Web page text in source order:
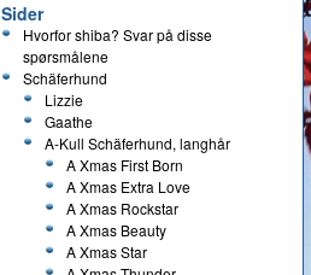
Sider
Hvorfor shiba? Svar på disse
spørsmålene
Schäferhund
Lizzie
Gaathe
A-Kull Schäferhund, langhår
A Xmas First Born
A Xmas Extra Love
A Xmas Rockstar
A Xmas Beauty
A Xmas Star